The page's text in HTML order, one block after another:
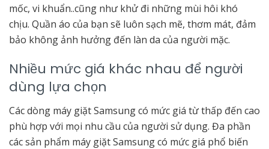
mốc, vi khuẩn..cũng như khử đi những mùi hôi khó
chịu. Quần áo của bạn sẽ luôn sạch mẽ, thơm mát, đảm
bảo không ảnh hưởng đến làn da của người mặc.
Nhiều mức giá khác nhau để người
dùng lựa chọn
Các dòng máy giặt Samsung có mức giá từ thấp đến cao
phù hợp với mọi nhu cầu của người sử dụng. Đa phần
các sản phẩm máy giặt Samsung có mức giá phổ biến